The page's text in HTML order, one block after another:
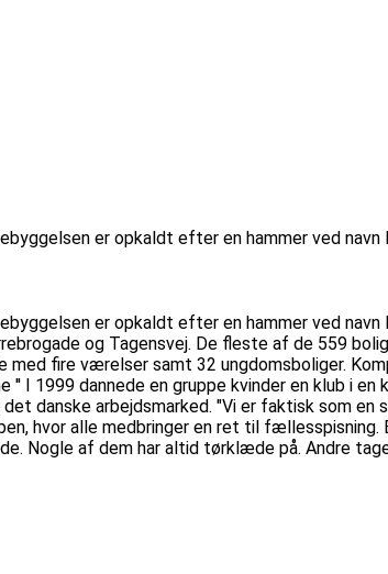
er opkaldt efter en hammer ved
er opkaldt efter en hammer ved
og Tagensvej. De fleste af de 559
fire værelser samt 32 ungdomsboliger.
1999 dannede en gruppe kvinder en klub i en
danske arbejdsmarked. "Vi er faktisk som
hvor alle medbringer en ret til
Nogle af dem har altid tørklæde på. Andre